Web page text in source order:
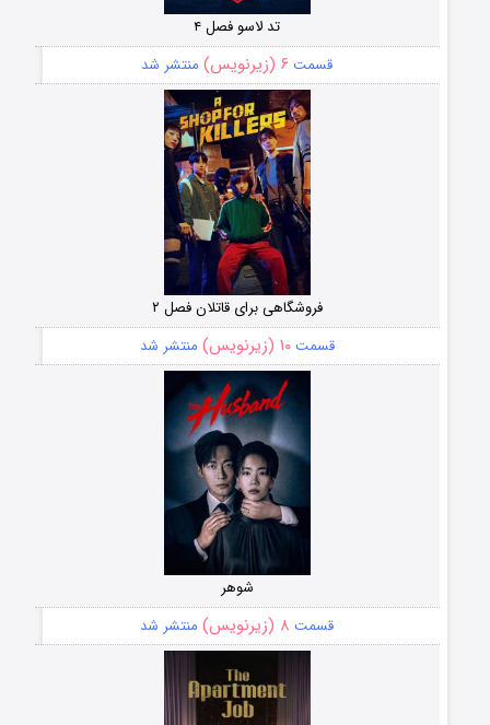
تد لاسو فصل ۴
قسمت ۶ (زیرنویس) منتشر شد
فروشگاهی برای قاتلان فصل ۲
قسمت۱۰ (زیرنویس) منتشر شد
شوهر
قسمت ۸ (زیرنویس) منتشر شد